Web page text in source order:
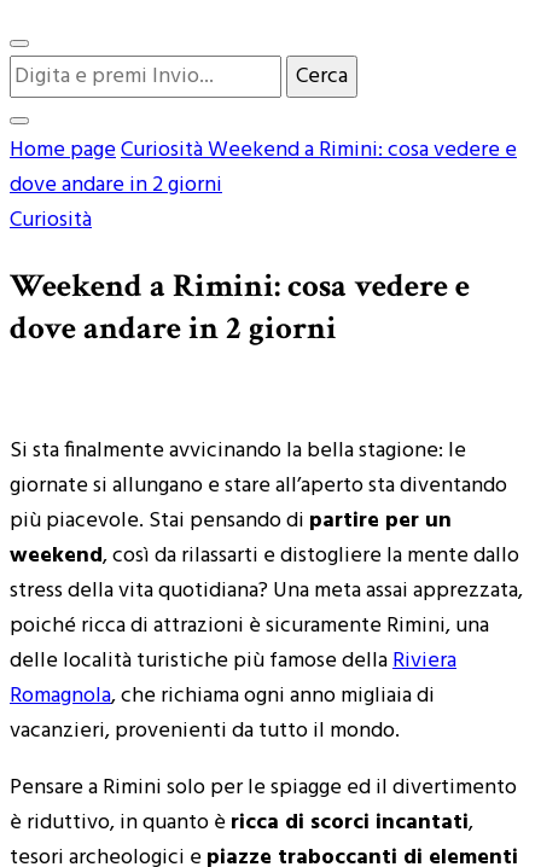
Cerchi
qualcosa?
Home pageCuriositàWeekend a Rimini: cosa vedere e
dove andare in 2 giorni
Curiosità
Weekend a Rimini: cosa vedere e
dove andare in 2 giorni
Si sta finalmente avvicinando la bella stagione: le
giornate si allungano e stare all’aperto sta diventando
più piacevole. Stai pensando di partire per un
weekend, così da rilassarti e distogliere la mente dallo
stress della vita quotidiana? Una meta assai apprezzata,
poiché ricca di attrazioni è sicuramente Rimini, una
delle località turistiche più famose dellaRiviera
Romagnola, che richiama ogni anno migliaia di
vacanzieri, provenienti da tutto il mondo.
Pensare a Rimini solo per le spiagge ed il divertimento
è riduttivo, in quanto èricca di scorci incantati,
tesori archeologici epiazze traboccanti di elementi